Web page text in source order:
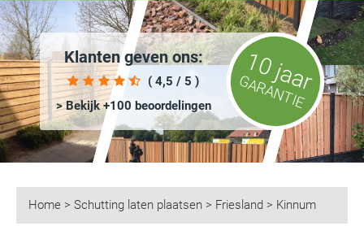
Klanten geven ons:
( 4,5 / 5 )
> Bekijk +100 beoordelingen
10 jaar
GARANTIE
Home > Schutting laten plaatsen > Friesland > Kinnum